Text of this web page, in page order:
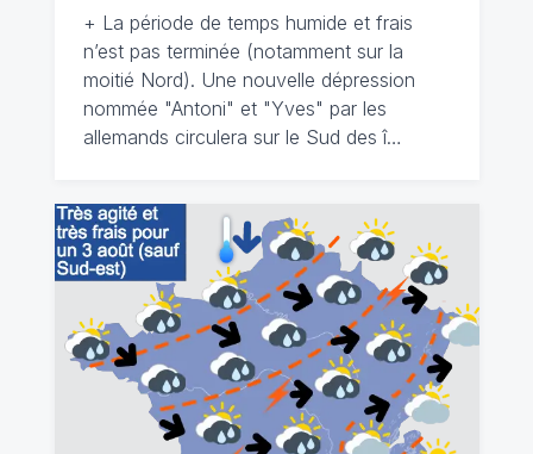
+ La période de temps humide et frais
n’est pas terminée (notamment sur la
moitié Nord). Une nouvelle dépression
nommée "Antoni" et "Yves" par les
allemands circulera sur le Sud des î…